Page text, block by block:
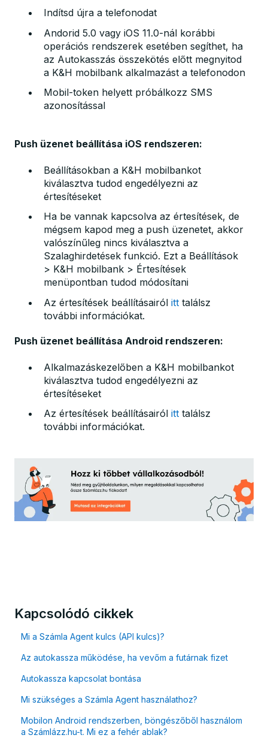
Indítsd újra a telefonodat
Andorid 5.0 vagy iOS 11.0-nál korábbi
operációs rendszerek esetében segíthet, ha
az Autokasszás összekötés előtt megnyitod
a K&H mobilbank alkalmazást a telefonodon
Mobil-token helyett próbálkozz SMS
azonosítással
Push üzenet beállítása iOS rendszeren:
Beállításokban a K&H mobilbankot
kiválasztva tudod engedélyezni az
értesítéseket
Ha be vannak kapcsolva az értesítések, de
mégsem kapod meg a push üzenetet, akkor
valószínűleg nincs kiválasztva a
Szalaghirdetések funkció. Ezt a Beállítások
> K&H mobilbank > Értesítések
menüpontban tudod módosítani
Az értesítések beállításairól itt találsz
további információkat.
Push üzenet beállítása Android rendszeren:
Alkalmazáskezelőben a K&H mobilbankot
kiválasztva tudod engedélyezni az
értesítéseket
Az értesítések beállításairól itt találsz
további információkat.
Kapcsolódó cikkek
Mi a Számla Agent kulcs (API kulcs)?
Az autokassza működése, ha vevőm a futárnak fizet
Autokassza kapcsolat bontása
Mi szükséges a Számla Agent használathoz?
Mobilon Android rendszerben, böngészőből használom
a Számlázz.hu-t. Mi ez a fehér ablak?